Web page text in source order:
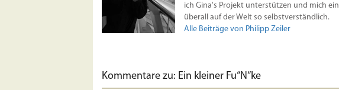
ich Gina's Projekt unterstützen und mich
überall auf der Welt so selbstverständlich.
Alle Beiträge von Philipp Zeiler
Kommentare zu: Ein kleiner Fu“N“ke